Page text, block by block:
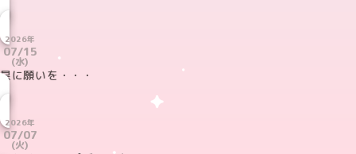
2026年
07/15
(水)
星に願いを・・・
2026年
07/07
(火)